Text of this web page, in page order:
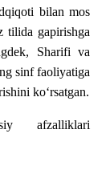
bilan mos
tilida gapirishga
Sharifi va
sinf faoliyatiga
ko‘rsatgan.
afzalliklari